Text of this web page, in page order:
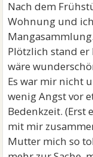
Nach dem
Wohnung und
Mangasammlung.
Plötzlich stand
wäre
Es war mir nicht
wenig Angst vor
Bedenkzeit. (Erst
mit mir
Mutter mich so